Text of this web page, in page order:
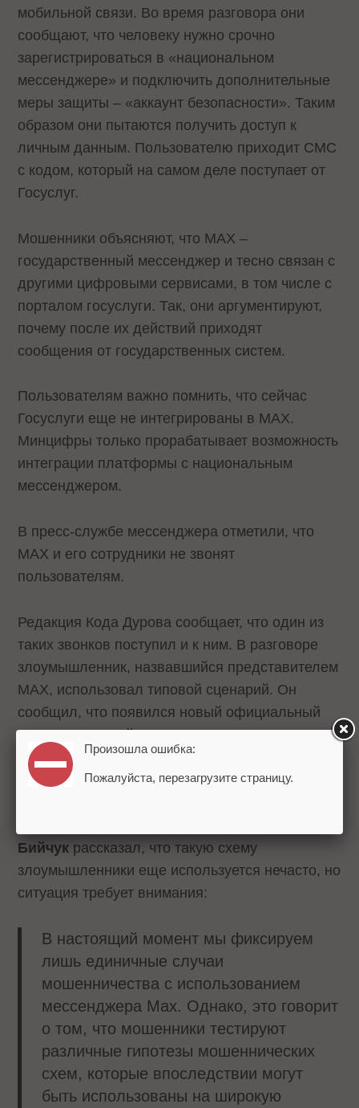
мобильной связи. Во время разговора они
сообщают, что человеку нужно срочно
зарегистрироваться в «национальном
мессенджере» и подключить дополнительные
меры защиты – «аккаунт безопасности». Таким
образом они пытаются получить доступ к
личным данным. Пользователю приходит СМС
с кодом, который на самом деле поступает от
Госуслуг.
Мошенники объясняют, что MAX –
государственный мессенджер и тесно связан с
другими цифровыми сервисами, в том числе с
порталом госуслуги. Так, они аргументируют,
почему после их действий приходят
сообщения от государственных систем.
Пользователям важно помнить, что сейчас
Госуслуги еще не интегрированы в МAX.
Минцифры только прорабатывает возможность
интеграции платформы с национальным
мессенджером.
В пресс-службе мессенджера отметили, что
MAX и его сотрудники не звонят
пользователям.
Редакция Кода Дурова сообщает, что один из
таких звонков поступил и к ним. В разговоре
злоумышленник, назвавшийся представителем
MAX, использовал типовой сценарий. Он
сообщил, что появился новый официальный
государственный мессенджер, и настаивал, что
пользователю необходимо немедленно
активировать «аккаунт безопасности».
Бийчук рассказал, что такую схему
злоумышленники еще используется нечасто, но
ситуация требует внимания:
В настоящий момент мы фиксируем
лишь единичные случаи
мошенничества с использованием
мессенджера Max. Однако, это говорит
о том, что мошенники тестируют
различные гипотезы мошеннических
схем, которые впоследствии могут
быть использованы на широкую
Произошла ошибка:
Пожалуйста, перезагрузите страницу.